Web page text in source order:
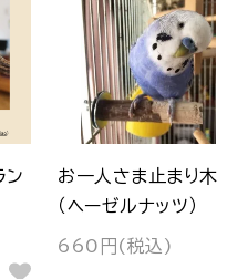
ン
お一人さま止まり木
（ヘーゼルナッツ）
660円(税込)